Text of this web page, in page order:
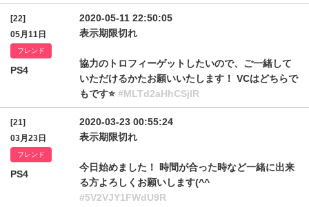
[22]
05月11日
フレンド
PS4
2020-05-11 22:50:05
表示期限切れ
協力のトロフィーゲットしたいので、ご一緒して
いただけるかたお願いいたします！ VCはどちらで
もです⭐ #MLTd2aHhCSjlR
[21]
03月23日
フレンド
PS4
2020-03-23 00:55:24
表示期限切れ
今日始めました！ 時間が合った時など一緒に出来
る方よろしくお願いします(^^
#5V2VJY1FWdU9R